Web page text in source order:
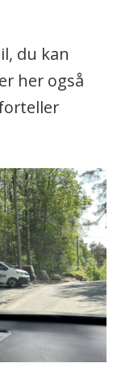
du kan
her også